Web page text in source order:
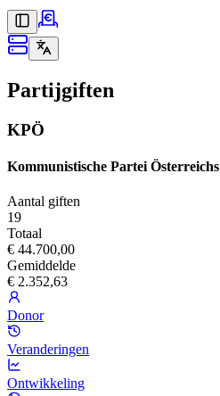
Partijgiften
KPÖ
Kommunistische Partei Österreichs
Aantal giften
19
Totaal
€ 44.700,00
Gemiddelde
€ 2.352,63
Donor
Veranderingen
Ontwikkeling